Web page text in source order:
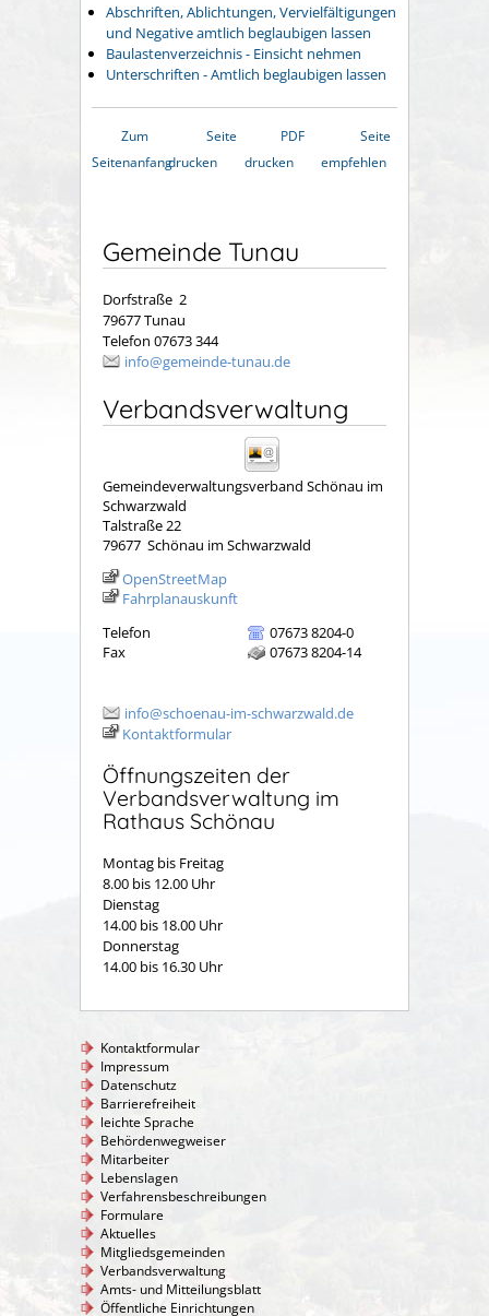
Abschriften, Ablichtungen, Vervielfältigungen
und Negative amtlich beglaubigen lassen
Baulastenverzeichnis - Einsicht nehmen
Unterschriften - Amtlich beglaubigen lassen
Zum
Seitenanfang
Seite
drucken
PDF
drucken
Seite
empfehlen
Gemeinde Tunau
Dorfstraße 2
79677 Tunau
Telefon 07673 344
info@gemeinde-tunau.de
Verbandsverwaltung
Gemeindeverwaltungsverband Schönau im
Schwarzwald
Talstraße 22
79677 Schönau im Schwarzwald
OpenStreetMap
Fahrplanauskunft
Telefon
07673 8204-0
Fax
07673 8204-14
info@schoenau-im-schwarzwald.de
Kontaktformular
Öffnungszeiten der
Verbandsverwaltung im
Rathaus Schönau
Montag bis Freitag
8.00 bis 12.00 Uhr
Dienstag
14.00 bis 18.00 Uhr
Donnerstag
14.00 bis 16.30 Uhr
Kontaktformular
Impressum
Datenschutz
Barrierefreiheit
leichte Sprache
Behördenwegweiser
Mitarbeiter
Lebenslagen
Verfahrensbeschreibungen
Formulare
Aktuelles
Mitgliedsgemeinden
Verbandsverwaltung
Amts- und Mitteilungsblatt
Öffentliche Einrichtungen